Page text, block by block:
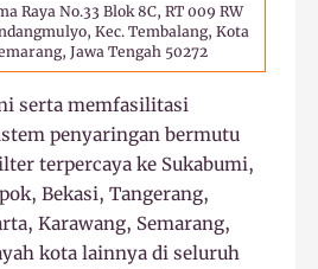
Raya No.33 Blok 8C, RT 009 RW
Kec. Tembalang, Kota
Jawa Tengah 50272
serta memfasilitasi
penyaringan bermutu
terpercaya ke Sukabumi,
Bekasi, Tangerang,
Karawang, Semarang,
kota lainnya di seluruh